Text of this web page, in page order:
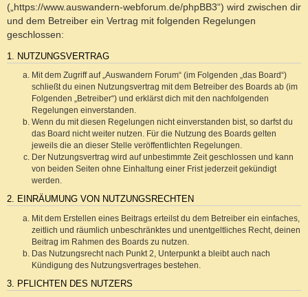
(„https://www.auswandern-webforum.de/phpBB3“) wird zwischen dir
und dem Betreiber ein Vertrag mit folgenden Regelungen
geschlossen:
1. NUTZUNGSVERTRAG
Mit dem Zugriff auf „Auswandern Forum“ (im Folgenden „das Board“)
schließt du einen Nutzungsvertrag mit dem Betreiber des Boards ab (im
Folgenden „Betreiber“) und erklärst dich mit den nachfolgenden
Regelungen einverstanden.
Wenn du mit diesen Regelungen nicht einverstanden bist, so darfst du
das Board nicht weiter nutzen. Für die Nutzung des Boards gelten
jeweils die an dieser Stelle veröffentlichten Regelungen.
Der Nutzungsvertrag wird auf unbestimmte Zeit geschlossen und kann
von beiden Seiten ohne Einhaltung einer Frist jederzeit gekündigt
werden.
2. EINRÄUMUNG VON NUTZUNGSRECHTEN
Mit dem Erstellen eines Beitrags erteilst du dem Betreiber ein einfaches,
zeitlich und räumlich unbeschränktes und unentgeltliches Recht, deinen
Beitrag im Rahmen des Boards zu nutzen.
Das Nutzungsrecht nach Punkt 2, Unterpunkt a bleibt auch nach
Kündigung des Nutzungsvertrages bestehen.
3. PFLICHTEN DES NUTZERS